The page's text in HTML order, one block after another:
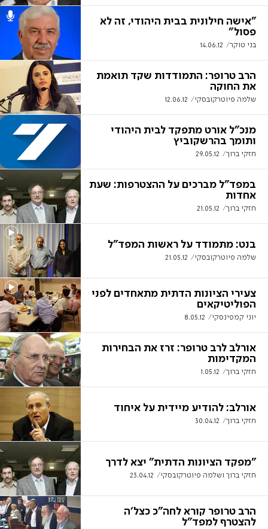
"אישה חילונית בבית היהודי, זה לא
פסול"
בני טוקר 14.06.12
הרב טרופר: התמודדות שקד תואמת
את החוקה
שלמה פיוטרקובסקי 12.06.12
מנכ"ל אורט מתפקד לבית היהודי
ותומך בהרשקוביץ
חזקי ברוך 29.05.12
במפד"ל מברכים על ההצטרפות: שעת
אחדות
חזקי ברוך 21.05.12
בנט: מתמודד על ראשות המפד"ל
שלמה פיוטרקובסקי 21.05.12
צעירי הציונות הדתית מתאחדים לפני
הפוליטיקאים
יוני קמפינסקי 8.05.12
אורלב לרב טרופר: זרז את הבחירות
המקדימות
חזקי ברוך 1.05.12
אורלב: להודיע מיידית על איחוד
חזקי ברוך 30.04.12
"מפקד הציונות הדתית" יצא לדרך
חזקי ברוך ושלמה פיוטרקובסקי 23.04.12
הרב טרופר קורא לחה"כ כצל'ה
להצטרף למפד"ל